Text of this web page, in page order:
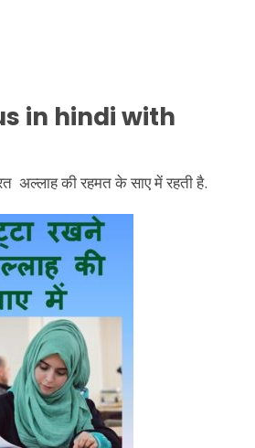
in hindi with
अल्लाह की रहमत के साए में रहती है.